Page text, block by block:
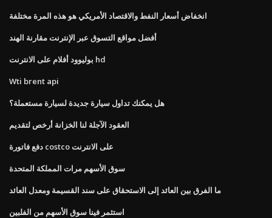
انخفاض أسعار النفط والاقتصاد الأمريكي هو هذه المرة مختلفة
أفضل مواقع التسوق عبر الإنترنت مقارنة الهند
بوليوود أفلام على الانترنت hd
Wti brent api
هل يمكنك تداول سيارة جديدة لسيارة مستعملة؟
العقود الآجلة لنا الخزانة أرخص لتقديم
دفع فاتورة costco على الانترنت
سوق الأسهم مرات المملكة المتحدة
ما الفرق بين العائد إلى الاستحقاق على سند القسيمة ومعدل العائد
استثمر فينا سوق الأسهم من الفلبين